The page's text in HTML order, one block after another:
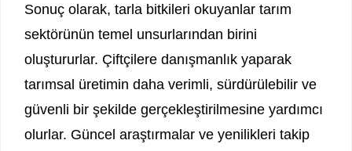
Sonuç olarak, tarla bitkileri okuyanlar tarım
sektörünün temel unsurlarından birini
oluştururlar. Çiftçilere danışmanlık yaparak
tarımsal üretimin daha verimli, sürdürülebilir ve
güvenli bir şekilde gerçekleştirilmesine yardımcı
olurlar. Güncel araştırmalar ve yenilikleri takip